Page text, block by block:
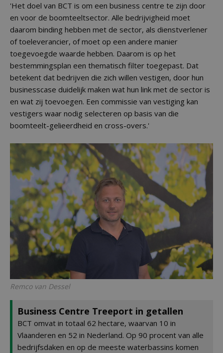
'Het doel van BCT is om een business centre te zijn door
en voor de boomteeltsector. Alle bedrijvigheid moet
daarom binding hebben met de sector, als dienstverlener
of toeleverancier, of moet op een andere manier
toegevoegde waarde hebben. Daarom is op het
bestemmingsplan een thematisch filter toegepast. Dat
betekent dat bedrijven die zich willen vestigen, door hun
businesscase duidelijk maken wat hun link met de sector is
en wat zij toevoegen. Een commissie van vestiging kan
vestigers waar nodig selecteren op basis van die
boomteelt-gelieerdheid en cross-overs.'
Remco van Dessel
Business Centre Treeport in getallen
BCT omvat in totaal 62 hectare, waarvan 10 in
Vlaanderen en 52 in Nederland. Op 90 procent van alle
bedrijfsdaken en op de meeste waterbassins komen